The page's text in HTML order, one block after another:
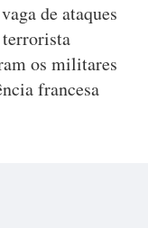
de ataques
os militares
francesa